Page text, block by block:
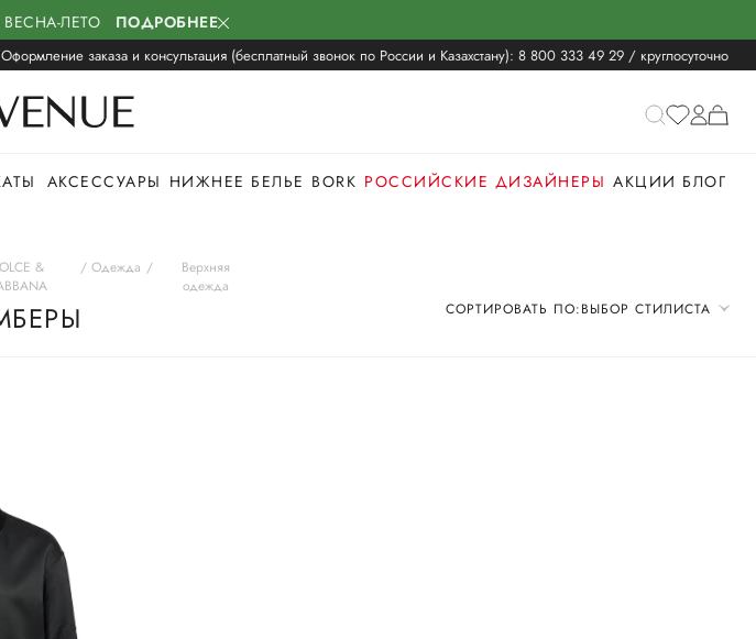
ЛЕТО ПОДРОБНЕЕ
Оформление заказа и консультация (бесплатный звонок по России и Казахстану): 8 800 333 49 29 / круглосуточно
АКСЕССУАРЫ НИЖНЕЕ БЕЛЬЕ BORK РОССИЙСКИЕ ДИЗАЙНЕРЫ АКЦИИ БЛОГ
&
Одежда
Верхняя
одежда
СОРТИРОВАТЬ ПО:ВЫБОР СТИЛИСТА